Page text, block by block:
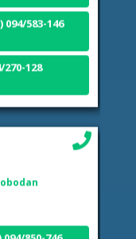
583-146
128
850-746